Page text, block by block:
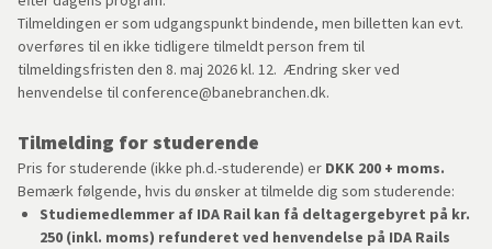
Tilmeldingen er som udgangspunkt bindende, men billetten kan evt.
overføres til en ikke tidligere tilmeldt person frem til
tilmeldingsfristen den 8. maj 2026 kl. 12. Ændring sker ved
henvendelse til conference@banebranchen.dk.
Tilmelding for studerende
Pris for studerende (ikke ph.d.-studerende) er DKK 200 + moms.
Bemærk følgende, hvis du ønsker at tilmelde dig som studerende:
Studiemedlemmer af IDA Rail kan få deltagergebyret på kr.
250 (inkl. moms) refunderet ved henvendelse på IDA Rails